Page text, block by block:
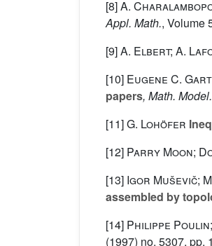
[8]A.
Appl. Math., Volume
[9]A. Elbert; A.
[10] Eugene C.
papers, Math.
[11]G. Lohöfer
[12] Parry Moon;
[13] Igor Muševič;
assembled by
[14] Philippe
(1997) no. 5307, pp.